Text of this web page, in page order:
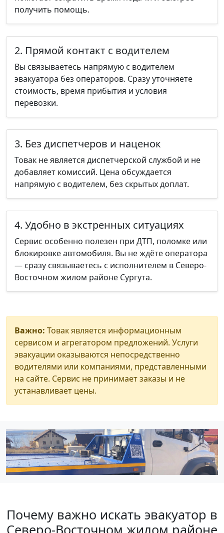
получить помощь.
2. Прямой контакт с водителем
Вы связываетесь напрямую с водителем
эвакуатора без операторов. Сразу уточняете
стоимость, время прибытия и условия
перевозки.
3. Без диспетчеров и наценок
Товак не является диспетчерской службой и не
добавляет комиссий. Цена обсуждается
напрямую с водителем, без скрытых доплат.
4. Удобно в экстренных ситуациях
Сервис особенно полезен при ДТП, поломке или
блокировке автомобиля. Вы не ждёте оператора
— сразу связываетесь с исполнителем в Северо-
Восточном жилом районе Сургута.
Важно: Товак является информационным
сервисом и агрегатором предложений. Услуги
эвакуации оказываются непосредственно
водителями или компаниями, представленными
на сайте. Сервис не принимает заказы и не
устанавливает цены.
Почему важно искать эвакуатор в
Северо-Восточном жилом районе